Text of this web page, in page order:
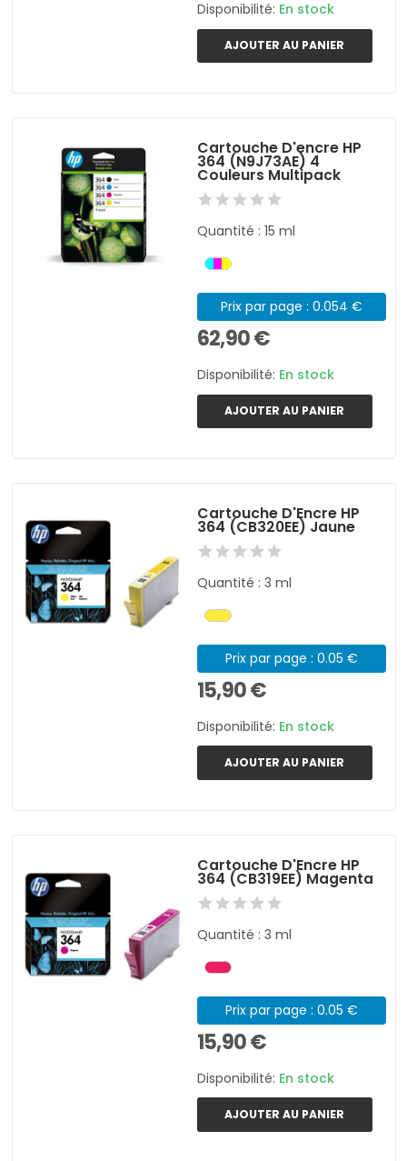
Disponibilité: En stock
AJOUTER AU PANIER
Cartouche D'encre HP
364 (N9J73AE) 4
Couleurs Multipack
Quantité : 15 ml
Prix par page : 0.054 €
62,90 €
Disponibilité: En stock
AJOUTER AU PANIER
Cartouche D'Encre HP
364 (CB320EE) Jaune
Quantité : 3 ml
Prix par page : 0.05 €
15,90 €
Disponibilité: En stock
AJOUTER AU PANIER
Cartouche D'Encre HP
364 (CB319EE) Magenta
Quantité : 3 ml
Prix par page : 0.05 €
15,90 €
Disponibilité: En stock
AJOUTER AU PANIER